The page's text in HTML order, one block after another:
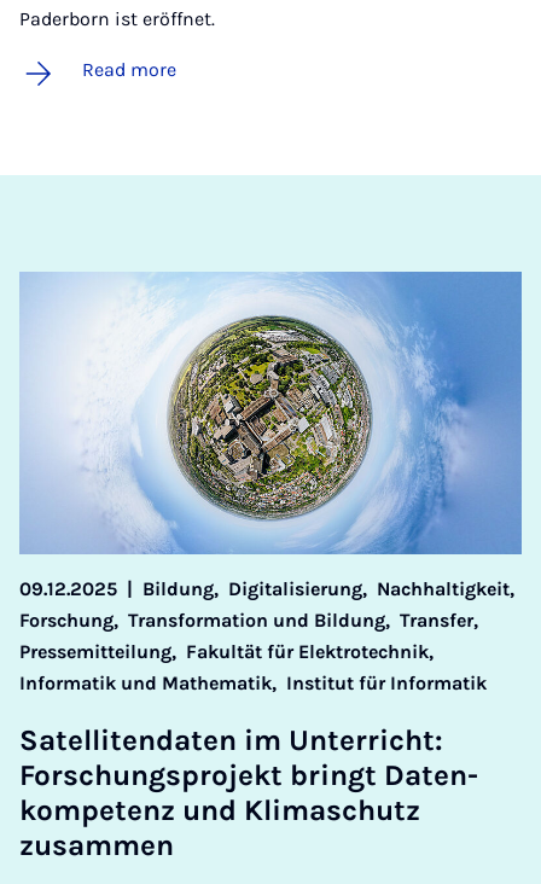
Paderborn ist eröffnet.
Read more
09.12.2025 | Bildung, Digitalisierung, Nachhaltigkeit,
Forschung, Transformation und Bildung, Transfer,
Pressemitteilung, Fakultät für Elektrotechnik,
Informatik und Mathematik, Institut für Informatik
Satel­litend­aten im Un­ter­richt:
Forschung­s­pro­jekt bringt Daten­
kom­pet­enz und Kli­mas­chutz
zusam­men